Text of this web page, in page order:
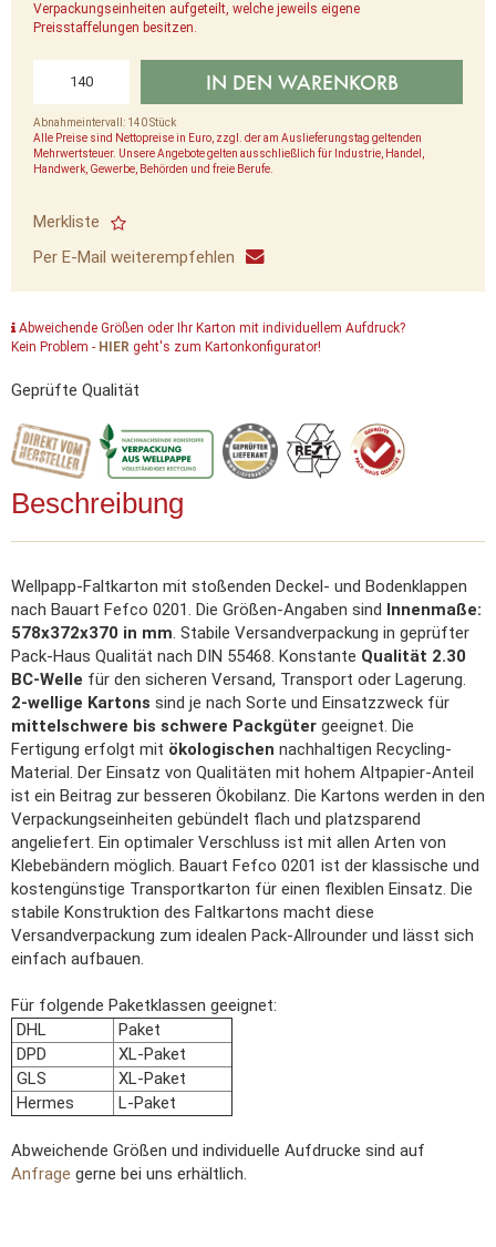
Verpackungseinheiten aufgeteilt, welche jeweils eigene
Preisstaffelungen besitzen.
Abnahmeintervall: 140 Stück
Alle Preise sind Nettopreise in Euro, zzgl. der am Auslieferungstag geltenden
Mehrwertsteuer. Unsere Angebote gelten ausschließlich für Industrie, Handel,
Handwerk, Gewerbe, Behörden und freie Berufe.
IN DEN WARENKORB
Merkliste
Per E-Mail weiterempfehlen
Abweichende Größen oder Ihr Karton mit individuellem Aufdruck?
Kein Problem - HIER geht's zum Kartonkonfigurator!
Geprüfte Qualität
Beschreibung
Wellpapp-Faltkarton mit stoßenden Deckel- und Bodenklappen
nach Bauart Fefco 0201. Die Größen-Angaben sind Innenmaße:
578x372x370 in mm. Stabile Versandverpackung in geprüfter
Pack-Haus Qualität nach DIN 55468. Konstante Qualität 2.30
BC-Welle für den sicheren Versand, Transport oder Lagerung.
2-wellige Kartons sind je nach Sorte und Einsatzzweck für
mittelschwere bis schwere Packgüter geeignet. Die
Fertigung erfolgt mit ökologischen nachhaltigen Recycling-
Material. Der Einsatz von Qualitäten mit hohem Altpapier-Anteil
ist ein Beitrag zur besseren Ökobilanz. Die Kartons werden in den
Verpackungseinheiten gebündelt flach und platzsparend
angeliefert. Ein optimaler Verschluss ist mit allen Arten von
Klebebändern möglich. Bauart Fefco 0201 ist der klassische und
kostengünstige Transportkarton für einen flexiblen Einsatz. Die
stabile Konstruktion des Faltkartons macht diese
Versandverpackung zum idealen Pack-Allrounder und lässt sich
einfach aufbauen.
Für folgende Paketklassen geeignet:
DHL
Paket
DPD
XL-Paket
GLS
XL-Paket
Hermes
L-Paket
Abweichende Größen und individuelle Aufdrucke sind auf
Anfrage gerne bei uns erhältlich.